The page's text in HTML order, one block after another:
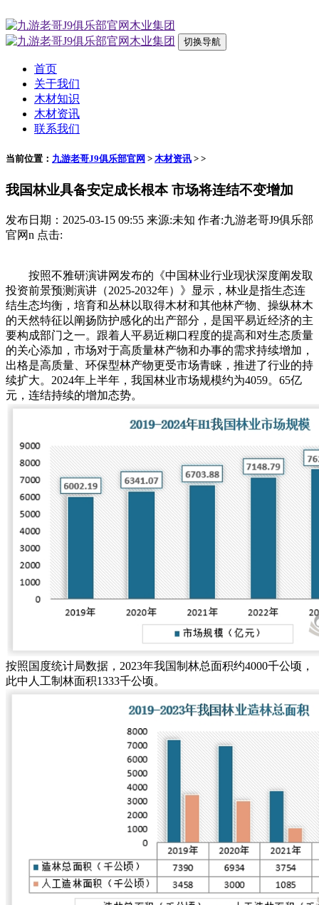
切换导航
首页
关于我们
木材知识
木材资讯
联系我们
当前位置： 九游老哥J9俱乐部官网 > 木材资讯 > >
我国林业具备安定成长根本 市场将连结不变增加
发布日期：2025-03-15 09:55 来源:未知 作者:九游老哥J9俱乐部
官网n 点击:
按照不雅研演讲网发布的《中国林业‌‌行业现状深度阐发取
投资前景预测演讲（2025-2032年）》显示，林业是指生态连
结生态均衡，培育和丛林以取得木材和其他林产物、操纵林木
的天然特征以阐扬防护感化的出产部分，是国平易近经济的主
要构成部门之一。跟着人平易近糊口程度的提高和对生态质量
的关心添加，市场对于高质量林产物和办事的需求持续增加，
出格是高质量、环保型林产物更受市场青睐，推进了行业的持
续扩大。2024年上半年，我国林业市场规模约为4059。65亿
元，连结持续的增加态势。
按照国度统计局数据，2023年我国制林总面积约4000千公顷，
此中人工制林面积1333千公顷。